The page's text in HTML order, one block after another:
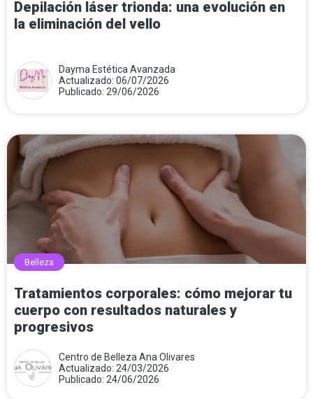
Depilación láser trionda: una evolución en
la eliminación del vello
Dayma Estética Avanzada
Actualizado: 06/07/2026
Publicado: 29/06/2026
Belleza
Tratamientos corporales: cómo mejorar tu
cuerpo con resultados naturales y
progresivos
Centro de Belleza Ana Olivares
Actualizado: 24/03/2026
Publicado: 24/06/2026